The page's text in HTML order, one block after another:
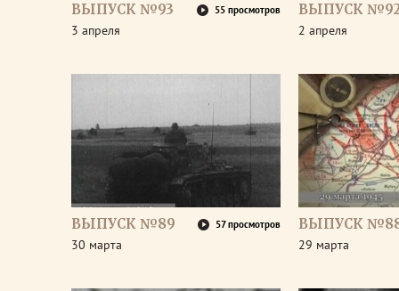
ВЫПУСК №93 55 просмотров
3 апреля
ВЫПУСК
2 апреля
ВЫПУСК №89 57 просмотров
30 марта
ВЫПУСК
29 марта